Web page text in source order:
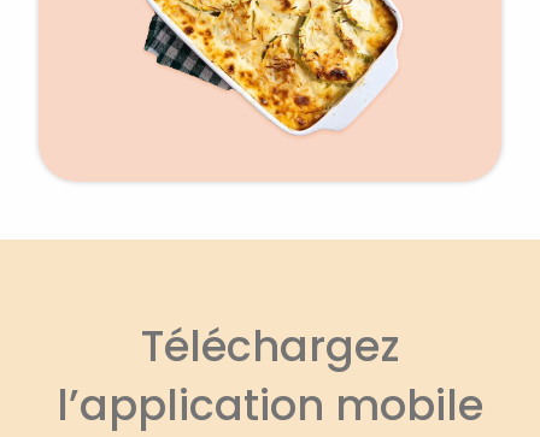
Téléchargez
l’application mobile